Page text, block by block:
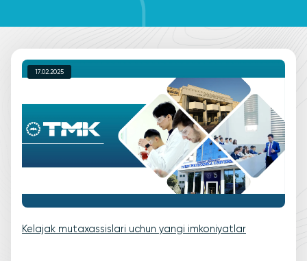
17.02.2025
Kelajak mutaxassislari uchun yangi imkoniyatlar